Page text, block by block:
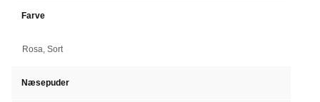
Farve
Rosa, Sort
Næsepuder